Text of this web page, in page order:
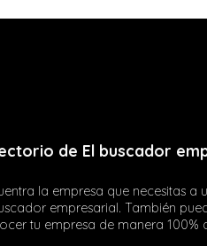
de El buscador
la empresa que necesitas a
empresarial. También
tu empresa de manera 100%